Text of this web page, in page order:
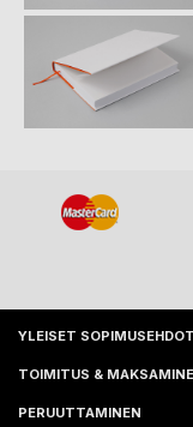
YLEISET SOPIMUSEHDOT
TOIMITUS &
PERUUTTAMINEN